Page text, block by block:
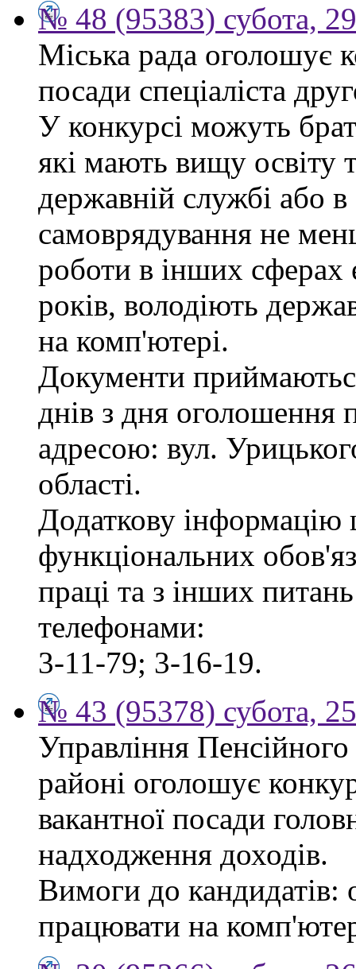
№ 48 (95383) субота,
Міська рада оголошує
посади спеціаліста
У конкурсі можуть
які мають вищу освіту
державній службі або
самоврядування не
роботи в інших
років, володіють
на комп'ютері.
Документи
днів з дня оголошення
адресою: вул.
області.
Додаткову
функціональних
праці та з інших
телефонами:
3-11-79; 3-16-19.
№ 43 (95378) субота,
Управління
районі оголошує
вакантної посади
надходження доходів.
Вимоги до кандидатів:
працювати на